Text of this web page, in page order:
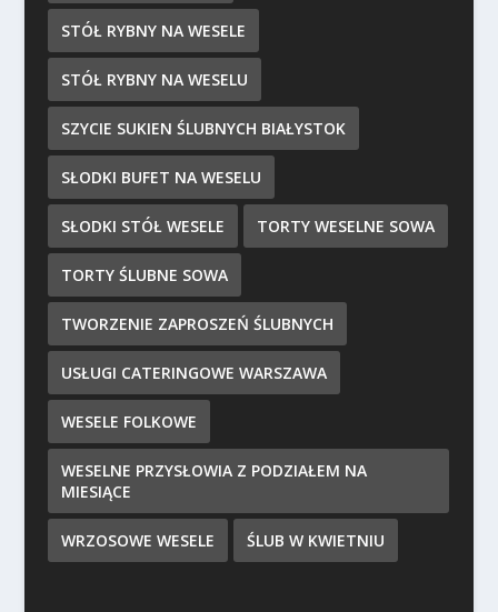
STÓŁ RYBNY NA WESELE
STÓŁ RYBNY NA WESELU
SZYCIE SUKIEN ŚLUBNYCH BIAŁYSTOK
SŁODKI BUFET NA WESELU
SŁODKI STÓŁ WESELE TORTY WESELNE SOWA
TORTY ŚLUBNE SOWA
TWORZENIE ZAPROSZEŃ ŚLUBNYCH
USŁUGI CATERINGOWE WARSZAWA
WESELE FOLKOWE
WESELNE PRZYSŁOWIA Z PODZIAŁEM NA
MIESIĄCE
WRZOSOWE WESELE ŚLUB W KWIETNIU